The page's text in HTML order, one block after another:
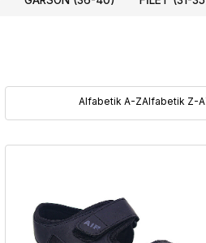
Alfabetik A-ZAlfabetik Z-A